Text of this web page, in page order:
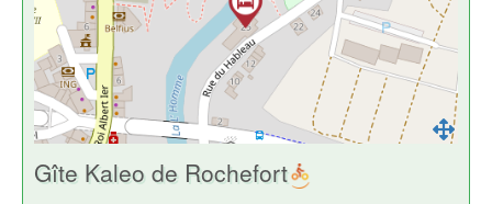
Gîte Kaleo de Rochefort